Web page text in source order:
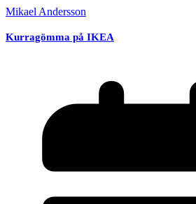
Mikael Andersson
Kurragömma på IKEA